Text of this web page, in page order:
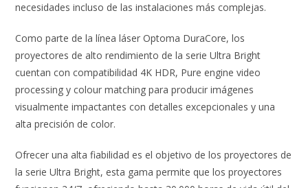
necesidades incluso de las instalaciones más complejas.
Como parte de la línea láser Optoma DuraCore, los
proyectores de alto rendimiento de la serie Ultra Bright
cuentan con compatibilidad 4K HDR, Pure engine video
processing y colour matching para producir imágenes
visualmente impactantes con detalles excepcionales y una
alta precisión de color.
Ofrecer una alta fiabilidad es el objetivo de los proyectores de
la serie Ultra Bright, esta gama permite que los proyectores